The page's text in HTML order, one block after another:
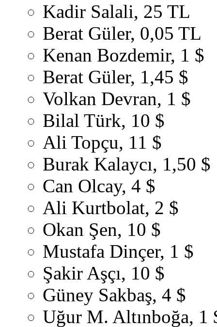
Kadir Salali, 25 TL
Berat Güler, 0,05 TL
Kenan Bozdemir, 1 $
Berat Güler, 1,45 $
Volkan Devran, 1 $
Bilal Türk, 10 $
Ali Topçu, 11 $
Burak Kalaycı, 1,50 $
Can Olcay, 4 $
Ali Kurtbolat, 2 $
Okan Şen, 10 $
Mustafa Dinçer, 1 $
Şakir Aşçı, 10 $
Güney Sakbaş, 4 $
Uğur M. Altınboğa, 1